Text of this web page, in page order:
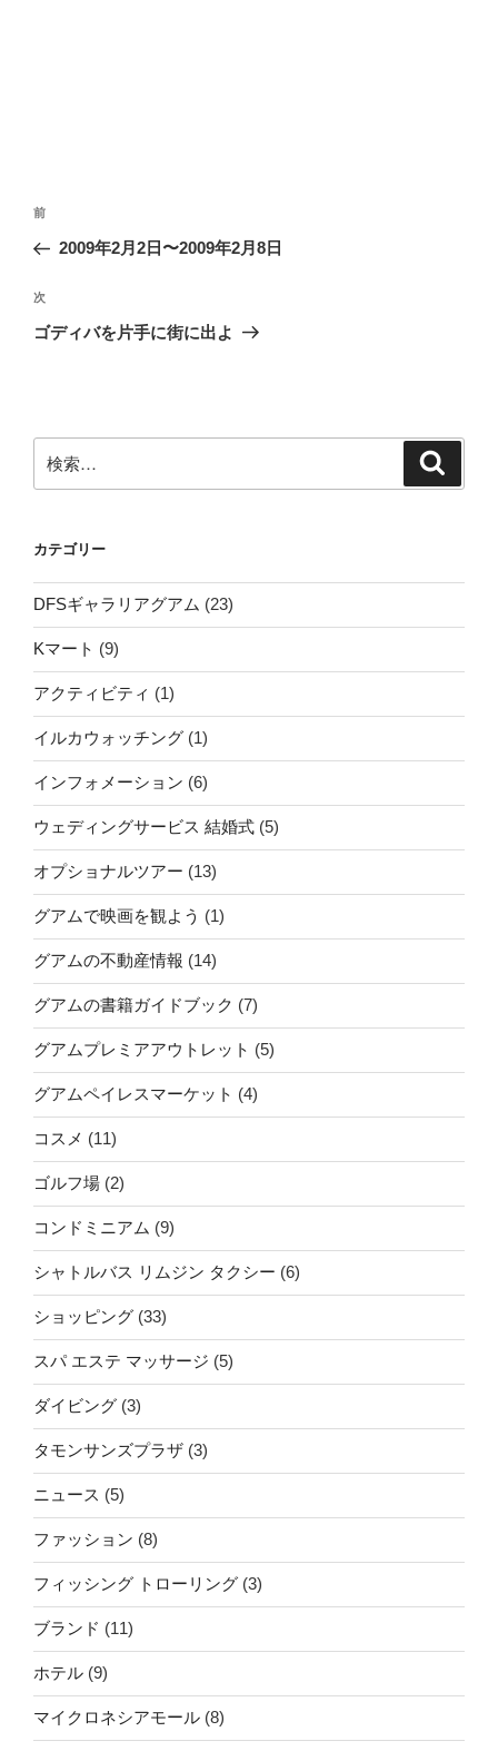
投
ナ
ビ
ゲ
ン
前
の
稿
前
2009年2月2日〜2009年2月8日
次
の
次
ゴディバを片手に街に出よ
索:
カテゴリー
DFSギャラリアグアム (23)
Kマート (9)
アクティビティ (1)
イルカウォッチング (1)
インフォメーション (6)
ウェディングサービス 結婚式 (5)
オプショナルツアー (13)
グアムで映画を観よう (1)
グアムの不動産情報 (14)
グアムの書籍ガイドブック (7)
グアムプレミアアウトレット (5)
グアムペイレスマーケット (4)
コスメ (11)
ゴルフ場 (2)
コンドミニアム (9)
シャトルバス リムジン タクシー (6)
ショッピング (33)
スパ エステ マッサージ (5)
ダイビング (3)
タモンサンズプラザ (3)
ニュース (5)
ファッション (8)
フィッシング トローリング (3)
ブランド (11)
ホテル (9)
マイクロネシアモール (8)